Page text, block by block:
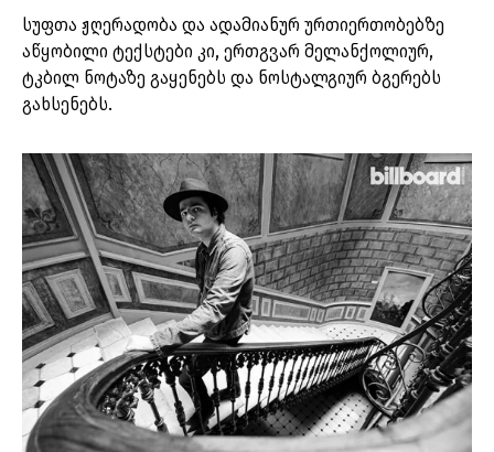
სუფთა ჟღერადობა და ადამიანურ ურთიერთობებზე
აწყობილი ტექსტები კი, ერთგვარ მელანქოლიურ,
ტკბილ ნოტაზე გაყენებს და ნოსტალგიურ ბგერებს
გახსენებს.